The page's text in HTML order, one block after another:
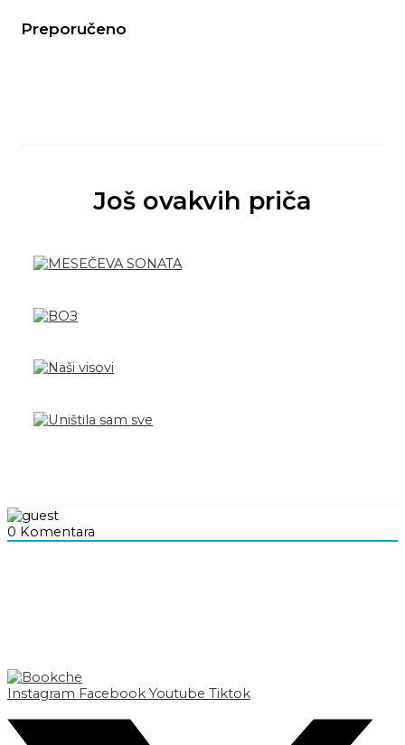
Preporučeno
Još ovakvih priča
0 Komentara
Instagram Facebook Youtube Tiktok